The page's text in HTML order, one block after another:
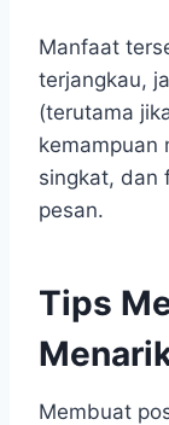
Manfaat
terjangkau,
(terutama
kemampuan
singkat, dan
pesan.
Tips
Membuat